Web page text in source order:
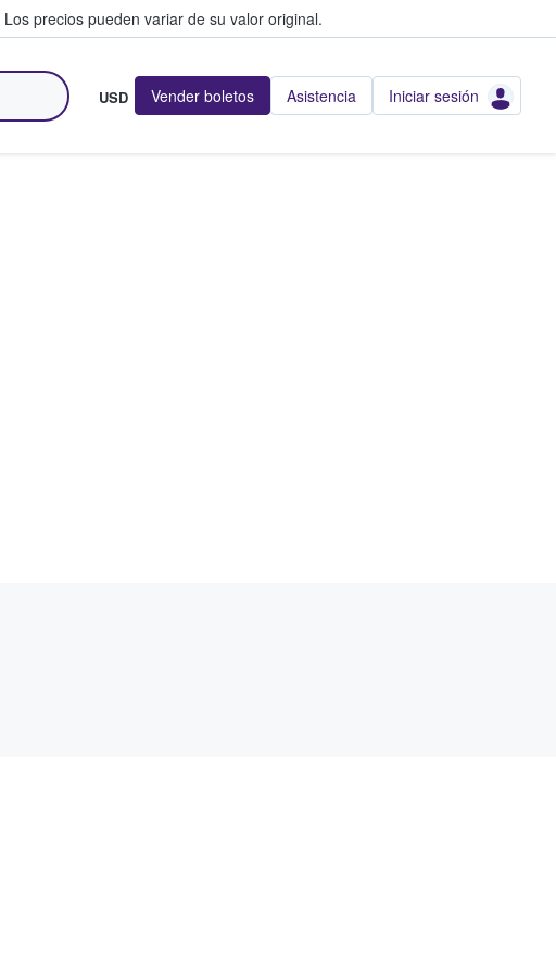
Los precios pueden variar de su valor original.
USD Vender boletos Asistencia Iniciar sesión